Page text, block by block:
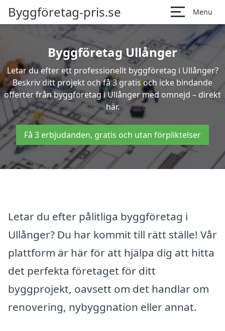
Byggföretag-pris.se Menu
Byggföretag Ullånger
Letar du efter ett professionellt byggföretag i Ullånger?
Beskriv ditt projekt och få 3 gratis och icke bindande
offerter från byggföretag i Ullånger med omnejd – direkt
här.
Få 3 erbjudanden, gratis och utan förpliktelser
Letar du efter pålitliga byggföretag i
Ullånger? Du har kommit till rätt ställe! Vår
plattform är här för att hjälpa dig att hitta
det perfekta företaget för ditt
byggprojekt, oavsett om det handlar om
renovering, nybyggnation eller annat.